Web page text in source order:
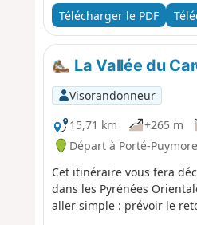
Télécharger le PDF
La Vallée du
Visorandonneur
15,71 km
+265 m
Départ à Porté-
Cet itinéraire vous fera
dans les Pyrénées
aller simple : prévoir le